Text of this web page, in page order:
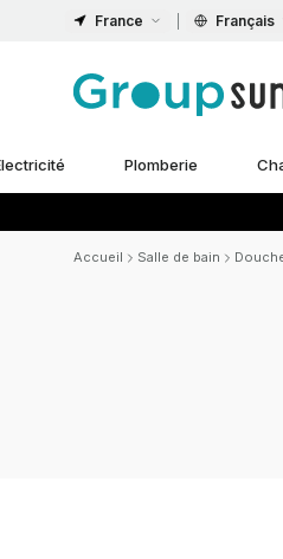
France Français
Plomberie
Accueil Salle de bain